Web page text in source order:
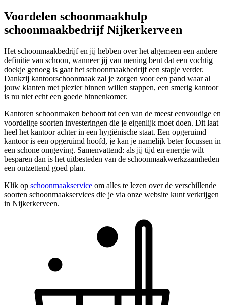
Voordelen schoonmaakhulp
schoonmaakbedrijf Nijkerkerveen
Het schoonmaakbedrijf en jij hebben over het algemeen een andere
definitie van schoon, wanneer jij van mening bent dat een vochtig
doekje genoeg is gaat het schoonmaakbedrijf een stapje verder.
Dankzij kantoorschoonmaak zal je zorgen voor een pand waar al
jouw klanten met plezier binnen willen stappen, een smerig kantoor
is nu niet echt een goede binnenkomer.
Kantoren schoonmaken behoort tot een van de meest eenvoudige en
voordelige soorten investeringen die je eigenlijk moet doen. Dit laat
heel het kantoor achter in een hygiënische staat. Een opgeruimd
kantoor is een opgeruimd hoofd, je kan je namelijk beter focussen in
een schone omgeving. Samenvattend: als jij tijd en energie wilt
besparen dan is het uitbesteden van de schoonmaakwerkzaamheden
een ontzettend goed plan.
Klik op schoonmaakservice om alles te lezen over de verschillende
soorten schoonmaakservices die je via onze website kunt verkrijgen
in Nijkerkerveen.